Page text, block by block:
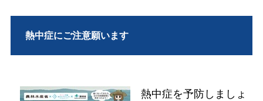
熱中症にご注意願います
熱中症を予防しましょ